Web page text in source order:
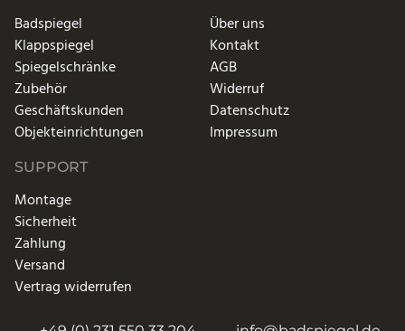
Badspiegel
Klappspiegel
Spiegelschränke
Zubehör
Geschäftskunden
Objekteinrichtungen
Über uns
Kontakt
AGB
Widerruf
Datenschutz
Impressum
SUPPORT
Montage
Sicherheit
Zahlung
Versand
Vertrag widerrufen